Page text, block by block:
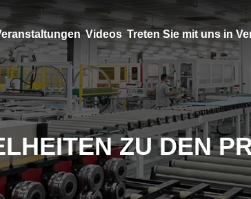
Videos Treten Sie mit uns in
ZU DEN